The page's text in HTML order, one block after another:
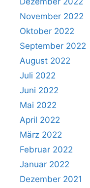
November 2022
Oktober 2022
September 2022
August 2022
Juli 2022
Juni 2022
Mai 2022
April 2022
März 2022
Februar 2022
Januar 2022
Dezember 2021